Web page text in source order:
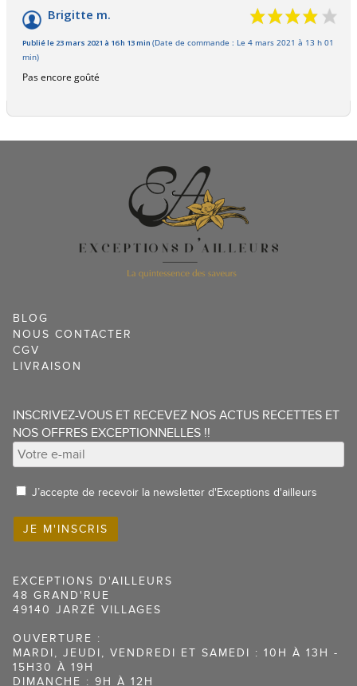
Brigitte m.
Publié le 23 mars 2021 à 16 h 13 min (Date de commande : Le 4 mars 2021 à 13 h 01
min)
Pas encore goûté
BLOG
NOUS CONTACTER
CGV
LIVRAISON
INSCRIVEZ-VOUS ET RECEVEZ NOS ACTUS RECETTES ET
NOS OFFRES EXCEPTIONNELLES !!
J’accepte de recevoir la newsletter d'Exceptions d'ailleurs
EXCEPTIONS D'AILLEURS
48 GRAND'RUE
49140 JARZÉ VILLAGES
OUVERTURE :
MARDI, JEUDI, VENDREDI ET SAMEDI : 10H À 13H -
15H30 À 19H
DIMANCHE : 9H À 12H